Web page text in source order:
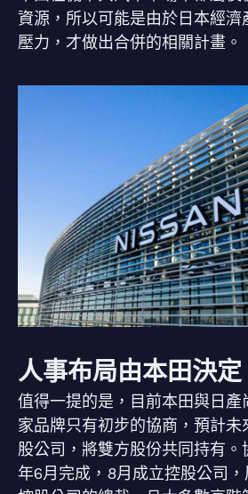
資源，所以可能是由於日本經
壓力，才做出合併的相關計畫。
人事布局由本田決定
值得一提的是，目前本田與日產
家品牌只有初步的協商，預計
股公司，將雙方股份共同持有。
年6月完成，8月成立控股公司